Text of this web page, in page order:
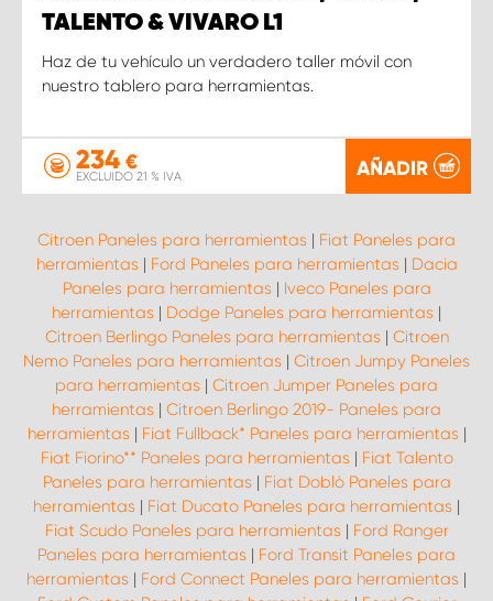
TALENTO & VIVARO L1
Haz de tu vehículo un verdadero taller móvil con
nuestro tablero para herramientas.
234 €
EXCLUIDO 21 % IVA AÑADIR
Citroen Paneles para herramientas | Fiat Paneles para
herramientas | Ford Paneles para herramientas | Dacia
Paneles para herramientas | Iveco Paneles para
herramientas | Dodge Paneles para herramientas |
Citroen Berlingo Paneles para herramientas | Citroen
Nemo Paneles para herramientas | Citroen Jumpy Paneles
para herramientas | Citroen Jumper Paneles para
herramientas | Citroen Berlingo 2019- Paneles para
herramientas | Fiat Fullback* Paneles para herramientas |
Fiat Fiorino** Paneles para herramientas | Fiat Talento
Paneles para herramientas | Fiat Doblò Paneles para
herramientas | Fiat Ducato Paneles para herramientas |
Fiat Scudo Paneles para herramientas | Ford Ranger
Paneles para herramientas | Ford Transit Paneles para
herramientas | Ford Connect Paneles para herramientas |